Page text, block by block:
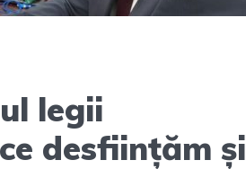
legii
desființăm și